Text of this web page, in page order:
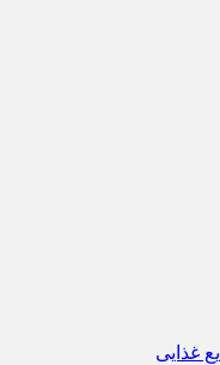
غذایی